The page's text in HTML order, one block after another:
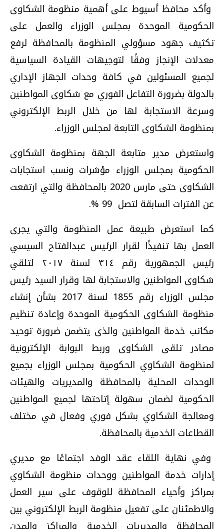
وأكد محافظ أسيوط على أهمية منظومة الشكاوى
الحكومية الموحدة بمجلس الوزراء والعمل على
تكثيف جهود مسؤولي المنظومة بالمحافظة لرفع
معدلات الإنجاز وفقًا لتوجيهات القيادة السياسية
لجميع المسئولين في كافة وحدات الجهاز الإداري
بالدولة بضرورة التفاعل الفوري مع شكاوى المواطنين
وسرعة الاستجابة لها من خلال الربط الإلكتروني
بمنظومة الشكاوى التابعة لمجلس الوزراء.
واستعرض مدير متابعة الجهة بمنظومة الشكاوى
الحكومية بمجلس الوزراء مؤشرات ونسب استجابات
الشكاوى حتى مارس 2020 بالمحافظة والتي ارتفعت
عن الفترات السابقة لتصل 99 %.
كما استعرض طبيعة عمل المنظومة والتي يجرى
العمل بها تنفيذًا لقرار الرئيس عبدالفتاح السيسي
رئيس الجمهورية رقم ٣١٤ لسنة ٢٠١٧ لتلقي
شكاوى المواطنين والاستجابة لها وقرار السيد رئيس
مجلس الوزراء رقم 1855 لسنة 2017 بشأن إنشاء
منظومة الشكاوى الحكومية الموحدة وإعادة تنظيم
مكاتب خدمة المواطنين والذى يتضمن ضرورة توحيد
مصادر تلقى الشكاوى وربط البوابة الإلكترونية
لمنظومة الشكاوي الحكومية بمجلس الوزراء بجميع
الوحدات المحلية بالمحافظة والمديريات والهيئات
الحكومية لضمان سهولة إتاحتها لجميع المواطنين
ومعالجة الشكاوي بشكل فوري وفعال في مختلف
القطاعات الخدمية بالمحافظة.
وفي نهاية اللقاء عقد الوفد اجتماعًا مع مديري
إدارات خدمة المواطنين ووحدات منظومة الشكاوي
بمراكز وأحياء المحافظة للوقوف على سير العمل
والاطمئنان على تفعيل منظومة الربط الإلكتروني بين